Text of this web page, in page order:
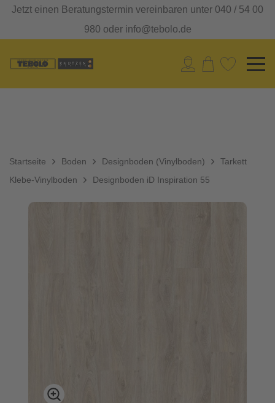
Jetzt einen Beratungstermin vereinbaren unter 040 / 54 00
980 oder info@tebolo.de
Startseite Boden
Designboden (Vinylboden)
Klebe-Vinylboden
Tarkett
Designboden iD Inspiration 55